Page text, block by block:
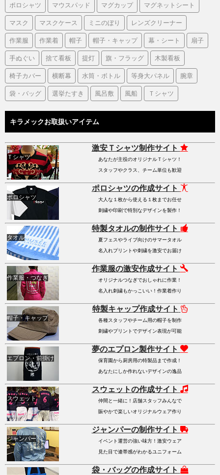
ポロシャツ マウスパッド マグカップ マグネットシート
マスク マスクケース ミニのぼり レンズクリーナー
作業服 作業着 帽子 帽子・キャップ 幕・シート 扇子
手ぬぐい 捨て看板 提灯 旗・フラッグ 木製看板
椅子カバー 横断幕 水筒・ボトル 等身大パネル 腕章
袋・バッグ 選挙たすき 風呂敷 風船 Ｔシャツ
キラメックお取扱いアイテム
Ｔシャツ
激安Ｔシャツ制作サイト
あなたが主役のオリジナルＴシャツ！
スタッフやクラス、チーム単位も歓迎
ポロシャツ
ポロシャツの作成サイト
大人な１枚から使える１枚までお任せ
刺繍や印刷で特別なデザインを製作！
タオル
特製タオルの制作サイト
夏フェスやライブ向けのサマータオル
名入れプリントや刺繍を激安でお届け
作業服・つなぎ
作業服の激安作成サイト
オリジナルつなぎでおしゃれに作業！
名入れ刺繍もかっこいい！作業着作り
帽子・キャップ
特製キャップ作成サイト
各種スタッフやチーム用の帽子を制作
刺繍やプリントでデザイン表現が可能
エプロン・前掛け
夢のエプロン製作サイト
保育園から厨房用の特製品まで作成！
あなたにしか作れないデザインの逸品
スウェット
スウェットの作成サイト
仲間と一緒に！店舗スタッフみんなで
賑やかで楽しいオリジナルウェア作り
ジャンパー
ジャンパーの制作サイト
イベント運営の強い味方！激安ウェア
見た目で連帯感がわかるユニフォーム
袋・バッグの作成サイト